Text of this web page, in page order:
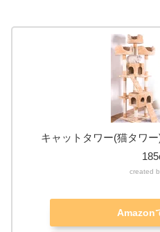
キャットタワー(猫タワ
created
Amazon